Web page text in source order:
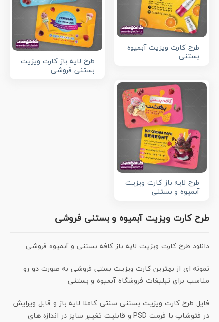
طرح کارت ویزیت آبمیوه
بستنی
طرح لایه باز کارت ویزیت
بستنی فروشی
طرح لایه باز کارت ویزیت
آبمیوه و بستنی
طرح کارت ویزیت آبمیوه و بستنی فروشی
دانلود طرح کارت ویزیت لایه باز کافه بستنی و آبمیوه فروشی
نمونه ای از بهترین کارت ویزیت بستی فروشی به صورت دو رو
مناسب برای تبلیغات فروشگاه آبمیوه و بستنی
فایل طرح کارت ویزیت بستنی سنتی کاملا لایه باز و قابل ویرایش
در فتوشاپ با فرمت PSD و قابلیت تغییر سایز در اندازه های